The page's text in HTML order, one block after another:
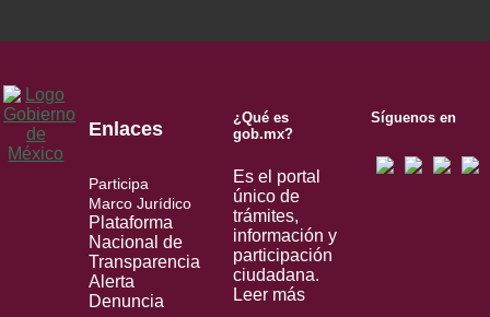
Enlaces
Participa
Marco Jurídico
Plataforma
Nacional de
Transparencia
Alerta
Denuncia
¿Qué es
gob.mx?
Es el portal
único de
trámites,
información y
participación
ciudadana.
Leer más
Síguenos en